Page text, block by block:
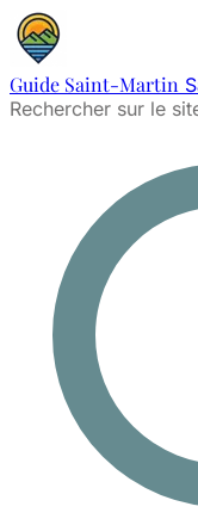
Guide Saint-Martin
Rechercher sur le